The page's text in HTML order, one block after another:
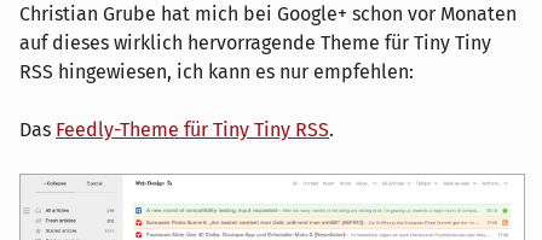
Christian Grube hat mich bei Google+ schon vor Monaten
auf dieses wirklich hervorragende Theme für Tiny Tiny
RSS hingewiesen, ich kann es nur empfehlen:
Das Feedly-Theme für Tiny Tiny RSS.